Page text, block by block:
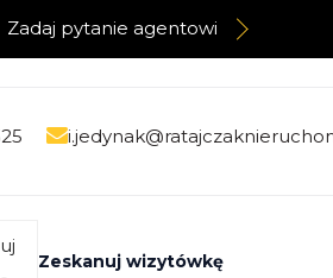
Zadaj pytanie agentowi
Zeskanuj wizytówkę